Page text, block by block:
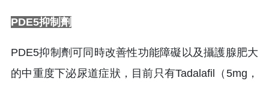
PDE5抑制劑
PDE5抑制劑可同時改善性功能障礙以及攝護腺肥大
的中重度下泌尿道症狀，目前只有Tadalafil（5mg，